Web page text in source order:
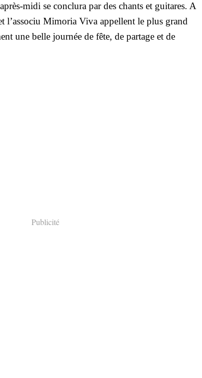
midi se conclura par des chants et guitares. A
l’associu Mimoria Viva appellent le plus grand
une belle journée de fête, de partage et de
Publicité